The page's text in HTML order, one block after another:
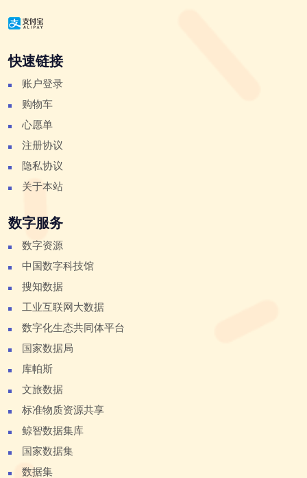
快速链接
账户登录
购物车
心愿单
注册协议
隐私协议
关于本站
数字服务
数字资源
中国数字科技馆
搜知数据
工业互联网大数据
数字化生态共同体平台
国家数据局
库帕斯
文旅数据
标准物质资源共享
鲸智数据集库
国家数据集
数据集